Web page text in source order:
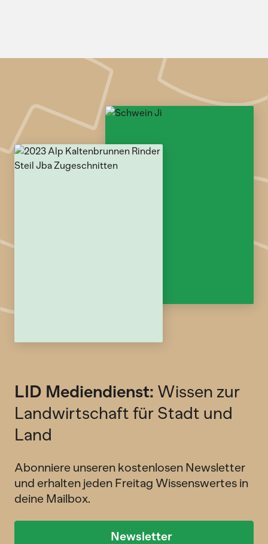
LID Mediendienst: Wissen zur
Landwirtschaft für Stadt und
Land
Abonniere unseren kostenlosen Newsletter
und erhalten jeden Freitag Wissenswertes in
deine Mailbox.
Newsletter